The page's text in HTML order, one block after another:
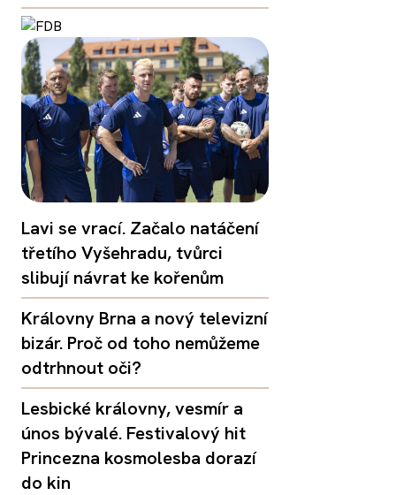
Lavi se vrací. Začalo natáčení
třetího Vyšehradu, tvůrci
slibují návrat ke kořenům
Královny Brna a nový televizní
bizár. Proč od toho nemůžeme
odtrhnout oči?
Lesbické královny, vesmír a
únos bývalé. Festivalový hit
Princezna kosmolesba dorazí
do kin